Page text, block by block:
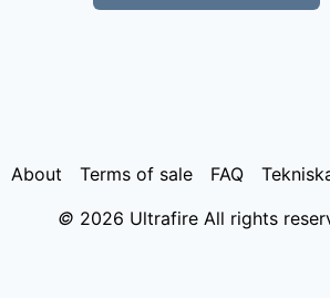
About Terms of sale FAQ
© 2026 Ultrafire All rights